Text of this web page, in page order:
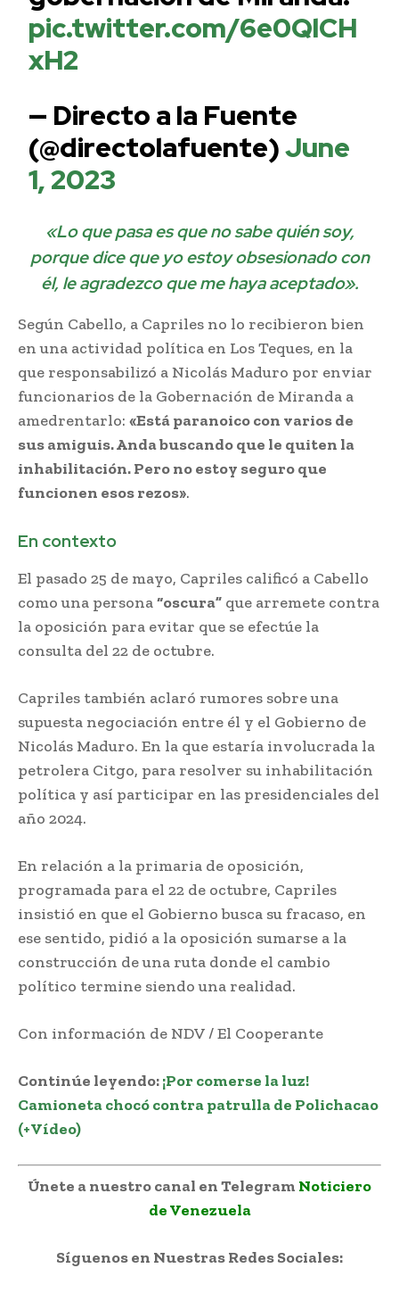
pic.twitter.com/6e0QlCH
xH2
— Directo a la Fuente
(@directolafuente)June
1, 2023
«Lo que pasa es que no sabe quién soy,
porque dice que yo estoy obsesionado con
él, le agradezco que me haya aceptado».
Según Cabello, a Capriles no lo recibieron bien
en una actividad política en Los Teques, en la
que responsabilizó a Nicolás Maduro por enviar
funcionarios de la Gobernación de Miranda a
amedrentarlo: «Está paranoico con varios de
sus amiguis. Anda buscando que le quiten la
inhabilitación. Pero no estoy seguro que
funcionen esos rezos».
En contexto
El pasado 25 de mayo, Capriles calificó a Cabello
como una persona“oscura” que arremete contra
la oposición para evitar que se efectúe la
consulta del 22 de octubre.
Capriles también aclaró rumores sobre una
supuesta negociación entre él y el Gobierno de
Nicolás Maduro. En la que estaría involucrada la
petrolera Citgo, para resolver su inhabilitación
política y así participar en las presidenciales del
año 2024.
En relación a la primaria de oposición,
programada para el 22 de octubre, Capriles
insistió en que el Gobierno busca su fracaso, en
ese sentido, pidió a la oposición sumarse a la
construcción de una ruta donde el cambio
político termine siendo una realidad.
Con información de NDV / El Cooperante
Continúe leyendo:¡Por comerse la luz!
Camioneta chocó contra patrulla de Polichacao
(+Vídeo)
Únete a nuestro canal en Telegram Noticiero
de Venezuela
Síguenos en Nuestras Redes Sociales: